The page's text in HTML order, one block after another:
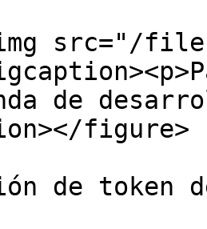
src="/files/
de
figure>
de token